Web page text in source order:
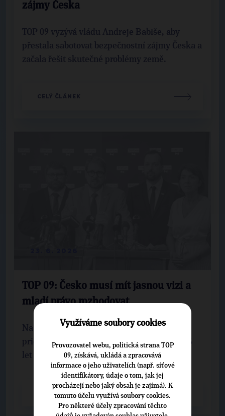
zájmy Česka
TOP 09 vyzývá vládu Andreje Babiše, aby
přestala sabotovat bezpečnostní zájmy Česka a
začala řešit skutečné problémy země.
CELÝ ČLÁNEK
TOP 09: Česko musí mít jasnou vizi a
mladí právo rozhodovat
Na dnešní tiskové konferenci představila
priority, mezi které patří volební právo od 16
let v komunálních volbách, obrana nezá...
CELÝ ČLÁNEK
Využíváme soubory cookies
Provozovatel webu, politická strana TOP
09, získává, ukládá a zpracovává
informace o jeho uživatelích (např. síťové
identifikátory, údaje o tom, jak jej
procházejí nebo jaký obsah je zajímá). K
tomuto účelu využívá soubory cookies.
Pro některé účely zpracování těchto